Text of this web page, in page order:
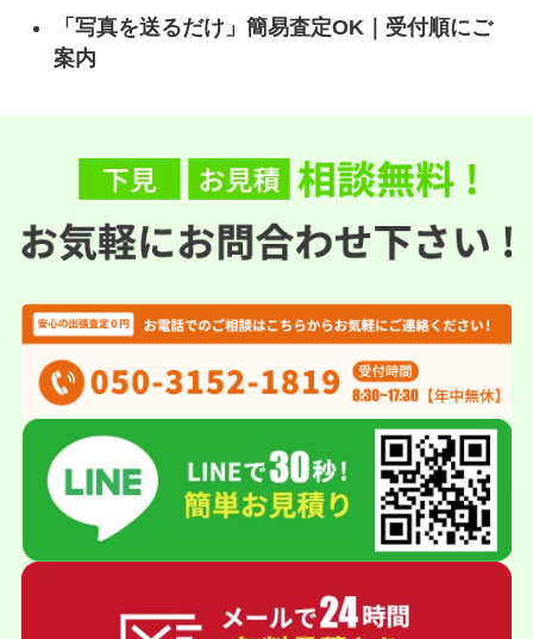
「写真を送るだけ」簡易査定OK｜受付順にご
案内